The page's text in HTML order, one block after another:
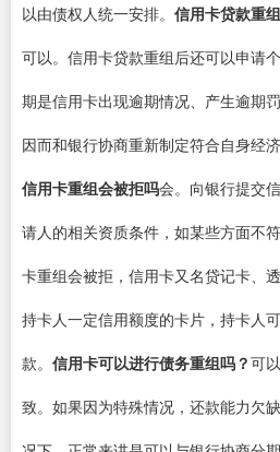
以由债权人统一安排。 信用卡贷款重
可以。信用卡贷款重组后还可以申请
期是信用卡出现逾期情况、产生逾期
因而和银行协商重新制定符合自身经
信用卡重组会被拒吗会。向银行提交
请人的相关资质条件，如某些方面不
卡重组会被拒，信用卡又名贷记卡、
持卡人一定信用额度的卡片，持卡人
款。 信用卡可以进行债务重组吗？可
致。如果因为特殊情况，还款能力欠